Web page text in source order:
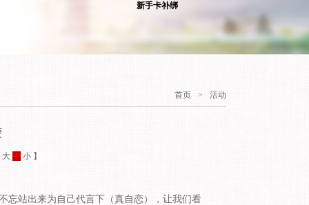
新手卡补绑
首页 > 活动
大 中 小 】
忘站出来为自己代言下（真自恋），让我们看